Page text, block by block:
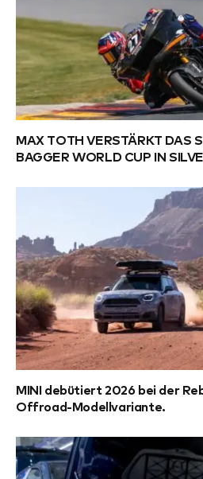
MAX TOTH VERSTÄRKT DAS
BAGGER WORLD CUP IN
MINI debütiert 2026 bei der
Offroad-Modellvariante.